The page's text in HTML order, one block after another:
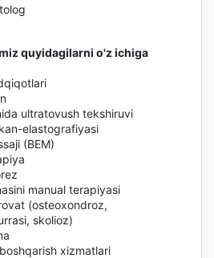
quyidagilarni o'z ichiga
ultratovush tekshiruvi
elastografiyasi
(BEM)
manual terapiyasi
(osteoxondroz,
skolioz)
xizmatlari